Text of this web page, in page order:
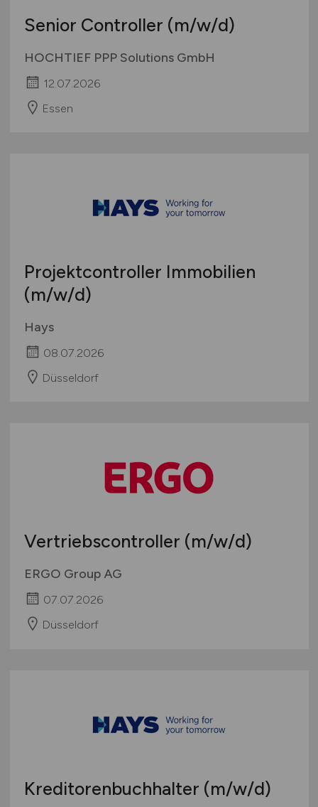
Senior Controller (m/w/d)
HOCHTIEF PPP Solutions GmbH
12.07.2026
Essen
Projektcontroller Immobilien
(m/w/d)
Hays
08.07.2026
Düsseldorf
Vertriebscontroller (m/w/d)
ERGO Group AG
07.07.2026
Düsseldorf
Kreditorenbuchhalter (m/w/d)